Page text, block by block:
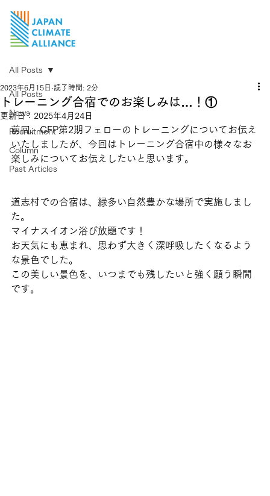
All Posts
News
Recruitment
Column
Past Articles
All Posts
トレーニング合宿でのお楽しみは…！①
2023年6月15日 読了時間: 2分
更新日： 2025年4月24日
前回、CFP第2期フェローのトレーニングについてお伝え
いたしましたが、今回はトレーニング合宿中の様々なお
楽しみについてお伝えしたいと思います。
道志村での合宿は、緑多い自然豊かな場所で実施しまし
た。
マイナスイオン浴び放題です！
お天気にも恵まれ、思わず大きく深呼吸したくなるよう
な景色でした。
この美しい景色を、いつまでも残したいと強く願う瞬間
です。